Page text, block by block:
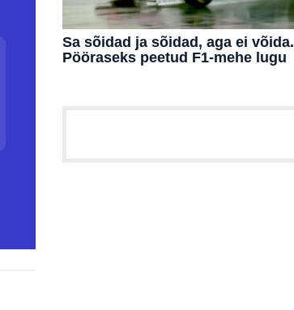
Sa sõidad ja sõidad, aga ei võida.
Pööraseks peetud F1-mehe lugu